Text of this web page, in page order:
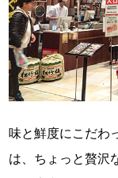
味と鮮度にこだわ
は、ちょっと贅沢